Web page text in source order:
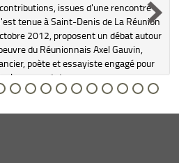
issues d'une rencontre
tenue à Saint-Denis de La Réunion
2012, proposent un débat autour
du Réunionnais Axel Gauvin,
poète et essayiste engagé pour
de...